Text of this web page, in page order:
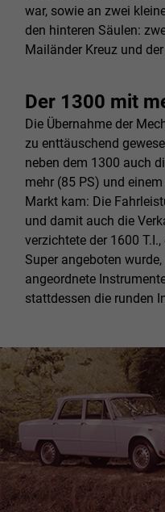
war, sowie an zwei
den hinteren Säulen:
Mailänder Kreuz und
Der 1300 mit
Die Übernahme der
zu enttäuschend
neben dem 1300 auch
mehr (85 PS) und
Markt kam: Die
und damit auch die
verzichtete der 1600
Super angeboten
angeordnete
stattdessen die runden